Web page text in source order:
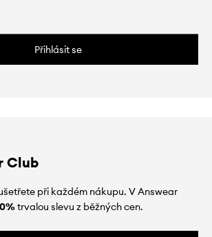
Přihlásit se
Club
při každém nákupu. V Answear
trvalou slevu z běžných cen.